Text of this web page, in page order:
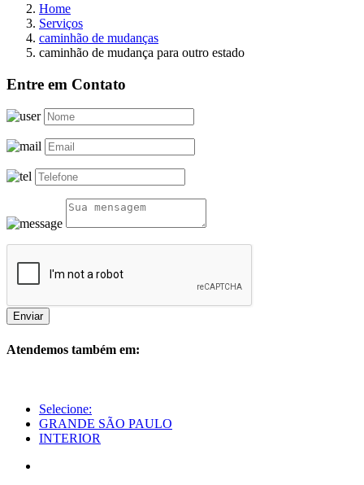
Home
Serviços
caminhão de mudanças
caminhão de mudança para outro estado
Entre em Contato
Enviar
Atendemos também em:
Selecione:
GRANDE SÃO PAULO
INTERIOR